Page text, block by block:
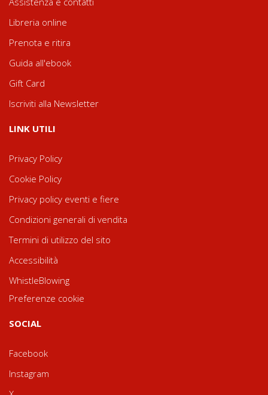
Libreria online
Prenota e ritira
Guida all'ebook
Gift Card
Iscriviti alla Newsletter
LINK UTILI
Privacy Policy
Cookie Policy
Privacy policy eventi e fiere
Condizioni generali di vendita
Termini di utilizzo del sito
Accessibilità
WhistleBlowing
Preferenze cookie
SOCIAL
Facebook
Instagram